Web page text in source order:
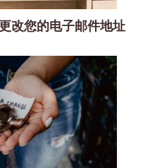
改您的电子邮件地址